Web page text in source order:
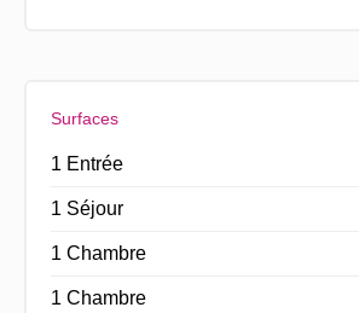
Surfaces
1 Entrée
1 Séjour
1 Chambre
1 Chambre